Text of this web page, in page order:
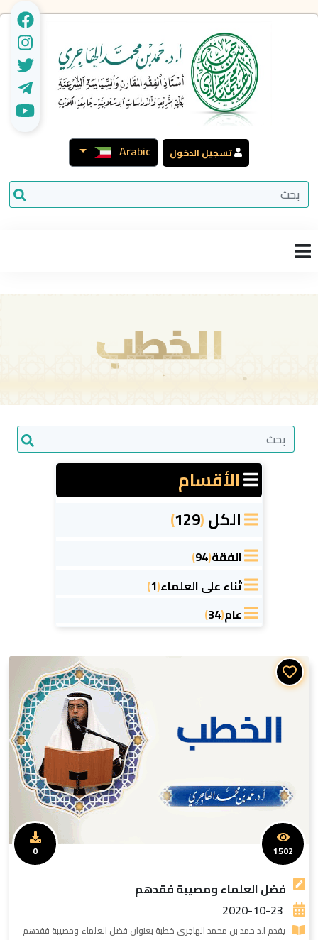
تسجيل الدخول Arabic
الأقسام
الكل(
129
)
الفقة(
94
)
ثناء على العلماء(
1
)
عام(
34
)
فضل العلماء ومصيبة فقدهم
2020-10-23
يقدم ا.د حمد بن محمد الهاجرى خطبة بعنوان فضل العلماء ومصيبة فقدهم
1502
0